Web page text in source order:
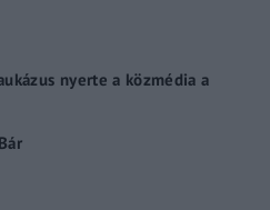
nyerte a közmédia a